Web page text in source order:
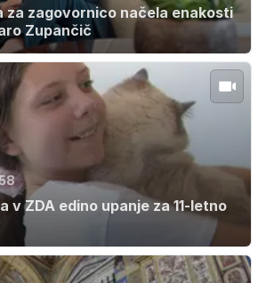
za zagovornico načela enakosti
Zupančič
v ZDA edino upanje za 11-letno